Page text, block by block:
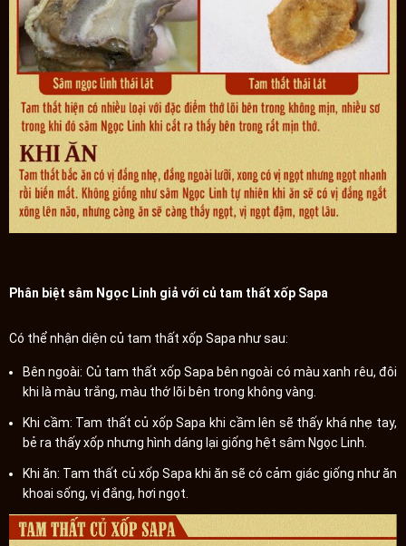
Phân biệt sâm Ngọc Linh giả với củ tam thất xốp Sapa
Có thể nhận diện củ tam thất xốp Sapa như sau:
Bên ngoài: Củ tam thất xốp Sapa bên ngoài có màu xanh rêu, đôi
khi là màu trắng, màu thớ lõi bên trong không vàng.
Khi cầm: Tam thất củ xốp Sapa khi cầm lên sẽ thấy khá nhẹ tay,
bẻ ra thấy xốp nhưng hình dáng lại giống hệt sâm Ngọc Linh.
Khi ăn: Tam thất củ xốp Sapa khi ăn sẽ có cảm giác giống như ăn
khoai sống, vị đắng, hơi ngọt.